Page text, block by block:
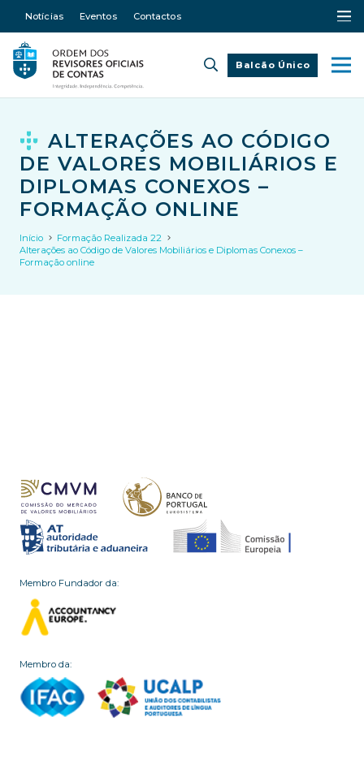
Notícias Eventos Contactos
Balcão Único
ALTERAÇÕES AO CÓDIGO
DE VALORES MOBILIÁRIOS E
DIPLOMAS CONEXOS –
FORMAÇÃO ONLINE
Início
Formação Realizada 22
Alterações ao Código de Valores Mobiliários e Diplomas Conexos –
Formação online
Membro Fundador da:
Membro da: